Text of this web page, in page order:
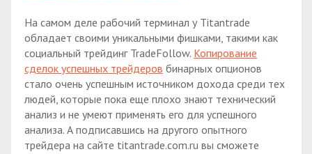
На самом деле рабочий терминал у Titantrade
обладает своими уникальными фишками, такими как
социальный трейдинг TradeFollow. Копирование
сделок успешных трейдеров бинарных опционов
стало очень успешным источником дохода среди тех
людей, которые пока еще плохо знают технический
анализ и не умеют применять его для успешного
анализа. А подписавшись на другого опытного
трейдера на сайте titantrade.com.ru вы сможете